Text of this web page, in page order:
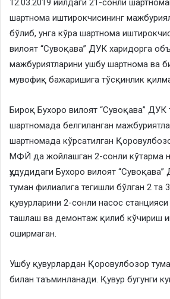
12.03.2019 йилдаги 21-сонли
шартнома иштирокчисининг
бўлиб, унга кўра шартнома
вилоят “Сувоқава” ДУК харидорга
мажбуриятларини ушбу шартнома ва
мувофиқ бажаришига тўсқинлик
​Бироқ Бухоро вилоят “Сувоқава” ДУК
шартномада белгиланган
шартномада кўрсатилган
МФЙ да жойлашган 2-сонли кўтарма
ҳудудидаги Бухоро вилоят
туман филиалига тегишли бўлган 2 та
қувурларини 2-сонли насос
ташлаш ва демонтаж қилиб кўчириш
оширмаган.
​Ушбу қувурлардан Қоровулбозор
билан таъминланади. Қувур бугунги